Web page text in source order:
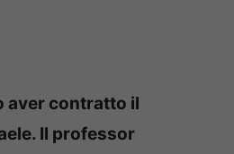
aver contratto il
Il professor